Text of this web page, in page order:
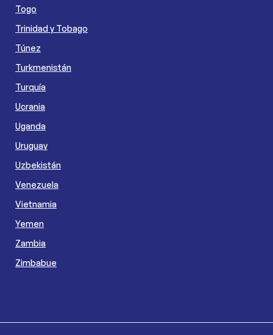
Togo
Trinidad y Tobago
Túnez
Turkmenistán
Turquía
Ucrania
Uganda
Uruguay
Uzbekistán
Venezuela
Vietnamia
Yemen
Zambia
Zimbabue